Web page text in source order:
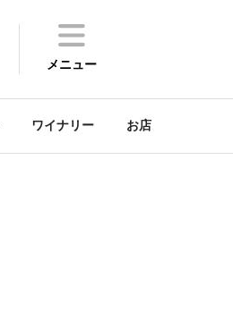
メニュー
ワイナリー お店